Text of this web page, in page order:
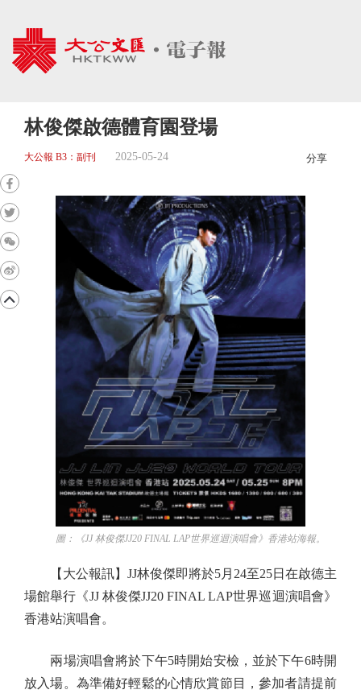
林俊傑啟德體育園登場
大公報 B3：副刊 2025-05-24 分享
圖：《JJ 林俊傑JJ20 FINAL LAP世界巡迴演唱會》香港站海報。
【大公報訊】JJ林俊傑即將於5月24至25日在啟德主
場館舉行《JJ 林俊傑JJ20 FINAL LAP世界巡迴演唱會》
香港站演唱會。
兩場演唱會將於下午5時開始安檢，並於下午6時開
放入場。為準備好輕鬆的心情欣賞節目，參加者請提前